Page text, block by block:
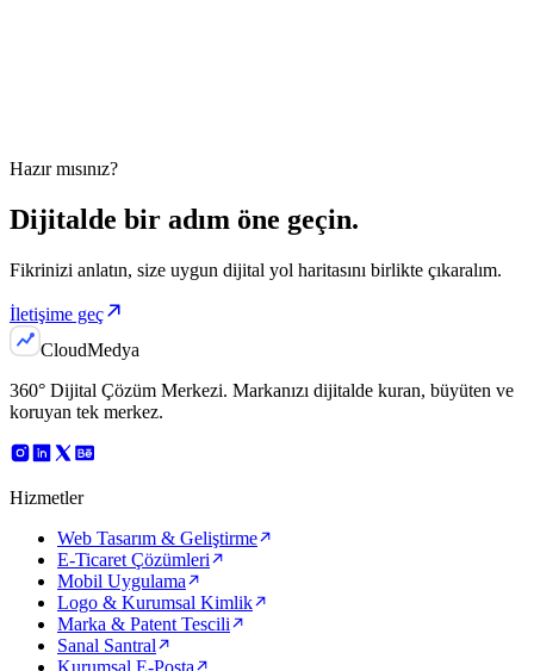
Hazır mısınız?
Dijitalde bir adım öne geçin.
Fikrinizi anlatın, size uygun dijital yol haritasını birlikte çıkaralım.
İletişime geç
CloudMedya
360° Dijital Çözüm Merkezi. Markanızı dijitalde kuran, büyüten ve
koruyan tek merkez.
Hizmetler
Web Tasarım & Geliştirme
E-Ticaret Çözümleri
Mobil Uygulama
Logo & Kurumsal Kimlik
Marka & Patent Tescili
Sanal Santral